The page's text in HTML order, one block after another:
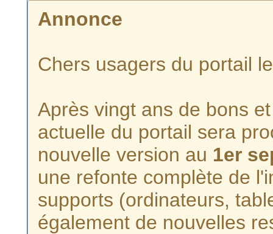
Annonce
Chers usagers du portail
Après vingt ans de bons
actuelle du portail sera
nouvelle version au 1er
une refonte complète de
supports (ordinateurs,
également de nouvelles